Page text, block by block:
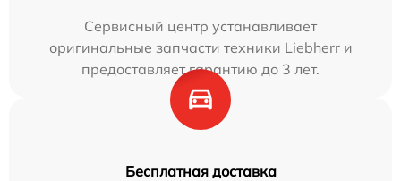
Сервисный центр устанавливает
оригинальные запчасти техники Liebherr и
предоставляет гарантию до 3 лет.
Бесплатная доставка